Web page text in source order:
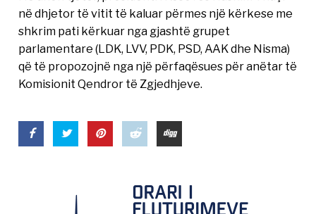
në dhjetor të vitit të kaluar përmes një kërkese me
shkrim pati kërkuar nga gjashtë grupet
parlamentare (LDK, LVV, PDK, PSD, AAK dhe Nisma)
që të propozojnë nga një përfaqësues për anëtar të
Komisionit Qendror të Zgjedhjeve.